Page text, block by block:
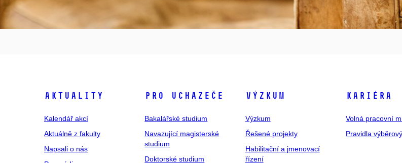
Aktuality
Kalendář akcí
Aktuálně z fakulty
Napsali o nás
Pro uchazeče
Bakalářské studium
Navazující magisterské
studium
Doktorské studium
Výzkum
Výzkum
Řešené projekty
Habilitační a jmenovací
řízení
Kariéra
Volná pracovní
Pravidla